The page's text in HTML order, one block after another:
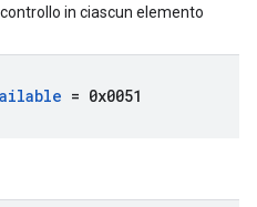
in ciascun elemento
= 0x0051